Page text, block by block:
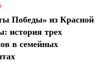
Победы» из Красной
история трех
в семейных